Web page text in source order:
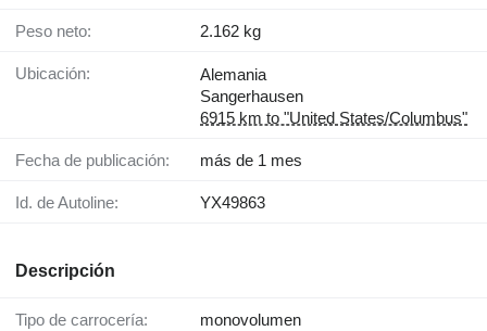
Peso neto: 2.162 kg
Ubicación:
Alemania
Sangerhausen
6915 km to "United States/Columbus"
Fecha de publicación: más de 1 mes
Id. de Autoline: YX49863
Descripción
Tipo de carrocería: monovolumen